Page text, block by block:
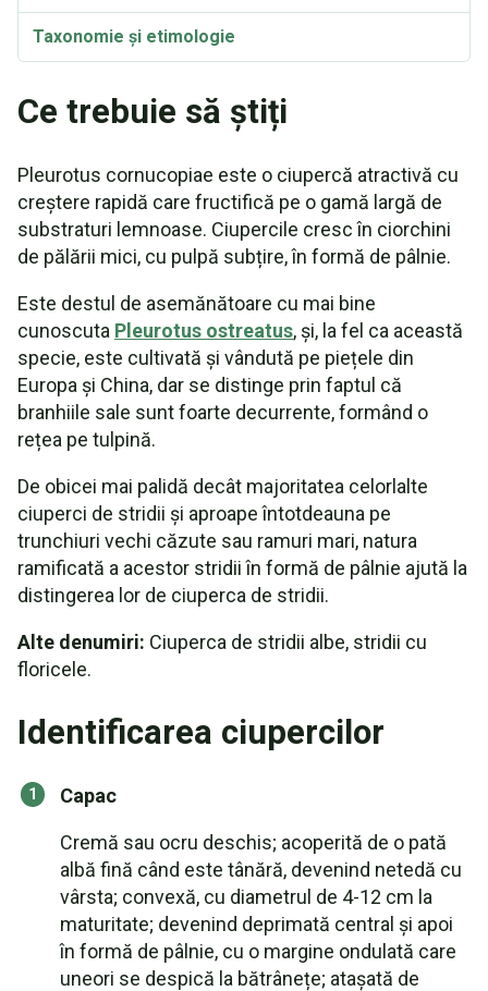
Taxonomie și etimologie
Ce trebuie să știți
Pleurotus cornucopiae este o ciupercă atractivă cu
creștere rapidă care fructifică pe o gamă largă de
substraturi lemnoase. Ciupercile cresc în ciorchini
de pălării mici, cu pulpă subțire, în formă de pâlnie.
Este destul de asemănătoare cu mai bine
cunoscuta Pleurotus ostreatus, și, la fel ca această
specie, este cultivată și vândută pe piețele din
Europa și China, dar se distinge prin faptul că
branhiile sale sunt foarte decurrente, formând o
rețea pe tulpină.
De obicei mai palidă decât majoritatea celorlalte
ciuperci de stridii și aproape întotdeauna pe
trunchiuri vechi căzute sau ramuri mari, natura
ramificată a acestor stridii în formă de pâlnie ajută la
distingerea lor de ciuperca de stridii.
Alte denumiri: Ciuperca de stridii albe, stridii cu
floricele.
Identificarea ciupercilor
Capac
Cremă sau ocru deschis; acoperită de o pată
albă fină când este tânără, devenind netedă cu
vârsta; convexă, cu diametrul de 4-12 cm la
maturitate; devenind deprimată central și apoi
în formă de pâlnie, cu o margine ondulată care
uneori se despică la bătrânețe; atașată de